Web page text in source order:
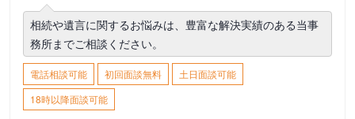
相続や遺言に関するお悩みは、豊富な解決実績のある当事
務所までご相談ください。
電話相談可能 初回面談無料
土日面談可能
18時以降面談可能